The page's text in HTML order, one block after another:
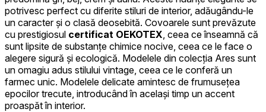
potrivesc perfect cu diferite stiluri de interior, adăugându-le
un caracter și o clasă deosebită. Covoarele sunt prevăzute
cu prestigiosul certificat OEKOTEX , ceea ce înseamnă că
sunt lipsite de substanțe chimice nocive, ceea ce le face o
alegere sigură și ecologică. Modelele din colecția Ares sunt
un omagiu adus stilului vintage, ceea ce le conferă un
farmec unic. Modelele delicate amintesc de frumusețea
epocilor trecute, introducând în același timp un accent
proaspăt în interior.